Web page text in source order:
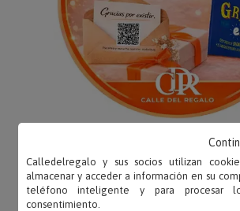
Calledelregalo y sus socios utilizan
almacenar y acceder a información en su
teléfono inteligente y para procesar
consentimiento.